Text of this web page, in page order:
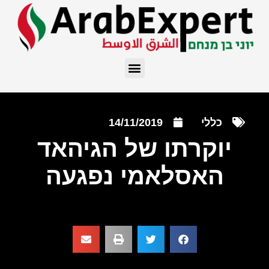
כללי 14/11/2019
יוקרתו של הגיהאד
האסלאמי נפגעה